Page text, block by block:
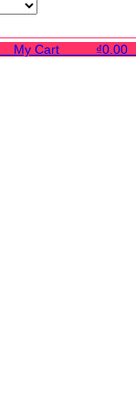
My Cart ₫0.00